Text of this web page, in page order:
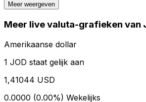
Meer weergeven
Meer live valuta-grafieken van
Amerikaanse dollar
1 JOD staat gelijk aan
1,41044 USD
0.0000 (0.00%) Wekelijks